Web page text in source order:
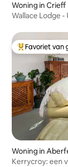
Woning in Crieff
Wallace Lodge
Topfavoriet
Favoriet van
Woning in
Kerrycroy: een